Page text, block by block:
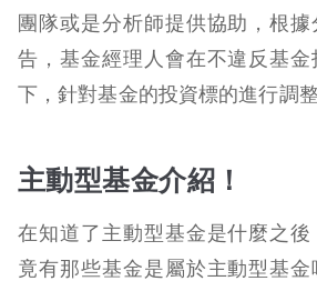
團隊或是分析師提供協助，根
告，基金經理人會在不違反基金
下，針對基金的投資標的進行調整
主動型基金介紹！
在知道了主動型基金是什麼之
竟有那些基金是屬於主動型基